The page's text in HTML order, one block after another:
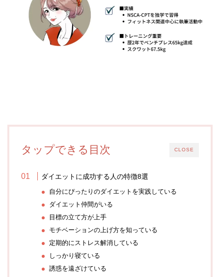
CLOSE
タップできる目次
ダイエットに成功する人の特徴8選
自分にぴったりのダイエットを実践している
ダイエット仲間がいる
目標の立て方が上手
モチベーションの上げ方を知っている
定期的にストレス解消している
しっかり寝ている
誘惑を遠ざけている